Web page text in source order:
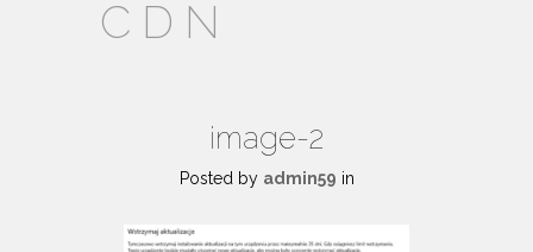
CDN
image-2
Posted by admin59 in